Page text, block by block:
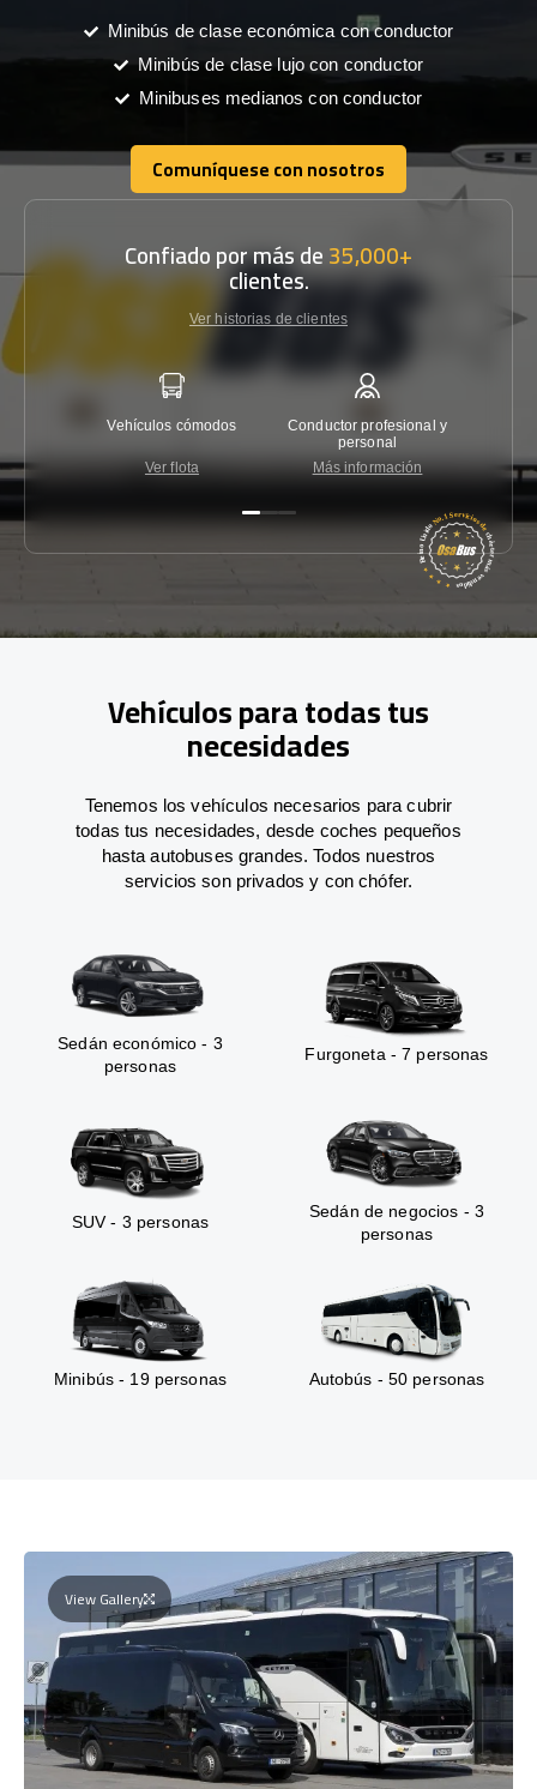
Minibús de clase económica con conductor
Minibús de clase lujo con conductor
Minibuses medianos con conductor
Comuníquese con nosotros
Comuníquese con nosotros
Confiado por más de35,000+
clientes.
Ver historias de clientes
Vehículos cómodos
Ver flota
Conductor profesional y
personal
Más información
Vehículos para todas tus
necesidades
Tenemos los vehículos necesarios para cubrir
todas tus necesidades, desde coches pequeños
hasta autobuses grandes. Todos nuestros
servicios son privados y con chófer.
Sedán económico - 3
personas
Furgoneta - 7 personas
SUV - 3 personas
Sedán de negocios - 3
personas
Minibús - 19 personas Autobús - 50 personas
View Gallery